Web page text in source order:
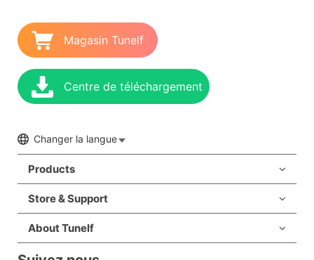
Magasin Tunelf
Centre de téléchargement
Changer la langue
Products
Store & Support
About Tunelf